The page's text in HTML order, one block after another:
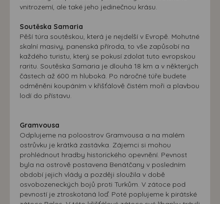
vnitrozemí, ale také jeho jedinečnou krásu.
Soutěska Samaria
Pěší túra soutěskou, která je nejdelší v Evropě. Mohutné
skalní masivy, panenská příroda, to vše zapůsobí na
každého turistu, který se pokusí zdolat tuto evropskou
raritu. Soutěska Samaria je dlouhá 18 km a v některých
částech až 600 m hluboká. Po náročné túře budete
odměněni koupáním v křišťálově čistém moři a plavbou
lodí do přístavu.
Gramvousa
Odplujeme na poloostrov Gramvousa a na malém
ostrůvku je krátká zastávka. Zájemci si mohou
prohlédnout hradby historického opevnění. Pevnost
byla na ostrově postavena Benátčany v posledním
období jejich vlády a později sloužila v době
osvobozeneckých bojů proti Turkům. V zátoce pod
pevností je ztroskotaná loď. Poté poplujeme k pirátské